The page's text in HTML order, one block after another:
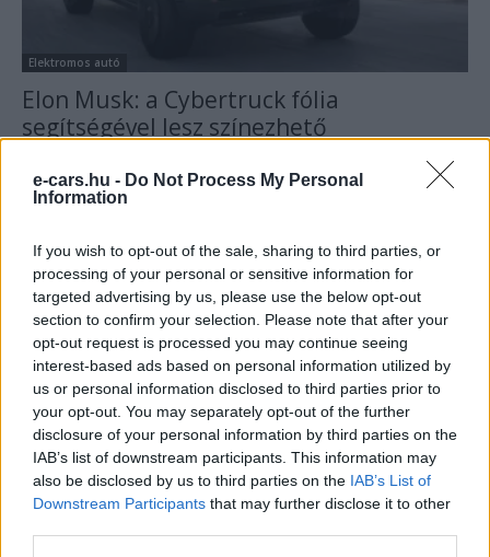
e-cars.hu - Do Not Process My Personal
Information
If you wish to opt-out of the sale, sharing to third parties, or
processing of your personal or sensitive information for
targeted advertising by us, please use the below opt-out
section to confirm your selection. Please note that after your
opt-out request is processed you may continue seeing
interest-based ads based on personal information utilized by
us or personal information disclosed to third parties prior to
your opt-out. You may separately opt-out of the further
disclosure of your personal information by third parties on the
IAB’s list of downstream participants. This information may
also be disclosed by us to third parties on the IAB’s List of
Downstream Participants that may further disclose it to other
Elektromos autó
Elon Musk: a Cybertruck fólia
segítségével lesz színezhető
Akkumulátor
Elon Musk: a Tesla következő eseménye
az akkumulátorokról fog szólni
Gerendas.Peter - 2020-04-15 2 hozzászólás